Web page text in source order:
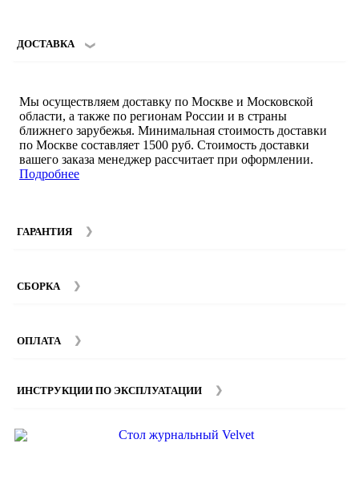
ДОСТАВКА
Мы осуществляем доставку по Москве и Московской
области, а также по регионам России и в страны
ближнего зарубежья. Минимальная стоимость доставки
по Москве составляет 1500 руб. Стоимость доставки
вашего заказа менеджер рассчитает при оформлении.
Подробнее
ГАРАНТИЯ
составляет 12 месяцев с момента покупки при
СБОРКА
Стоимость сборки зависит от количества и моделей
ОПЛАТА
ИНСТРУКЦИИ ПО ЭКСПЛУАТАЦИИ